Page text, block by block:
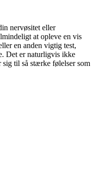
nervøsitet eller
at opleve en vis
en anden vigtig test,
Det er naturligvis ikke
til så stærke følelser som